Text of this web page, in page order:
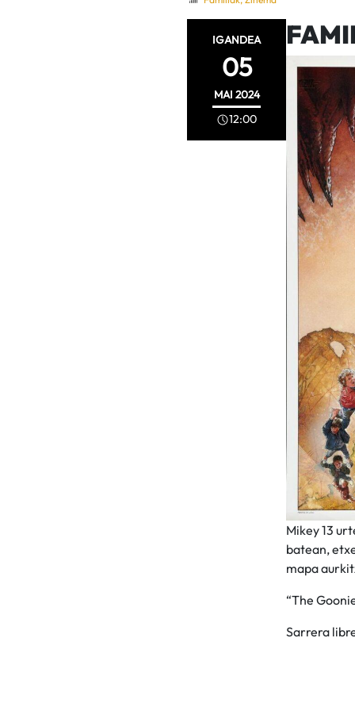
IGANDEA
05
MAI 2024
12:00
Mikey 13
batean,
mapa
“The
Sarrera